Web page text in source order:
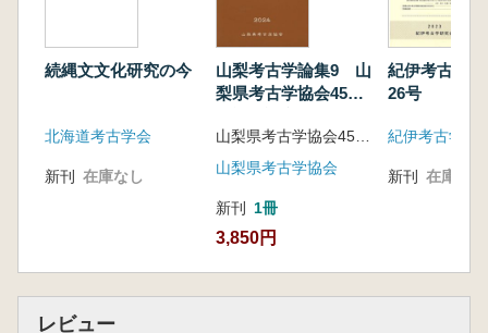
続縄文文化研究の今
北海道考古学会
新刊 在庫なし
山梨考古学論集9 山
梨県考古学協会45周
山梨県考古学協会45周年記念論文集編集委員会 編
山梨県考古学協会
新刊 1冊
3,850円
紀伊考古学
26号
紀伊考古学研
新刊 在庫なし
レビュー